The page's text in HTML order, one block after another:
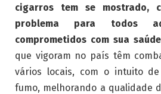
cigarros tem se mostrado,
problema para todos
comprometidos com sua saúde
que vigoram no país têm
vários locais, com o intuito
fumo, melhorando a qualidade